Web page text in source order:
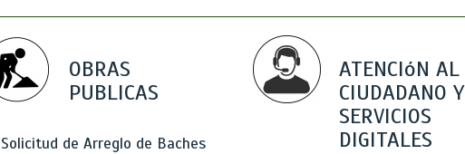
OBRAS
PUBLICAS
Solicitud de Arreglo de Baches
ATENCIóN AL
CIUDADANO Y
SERVICIOS
DIGITALES